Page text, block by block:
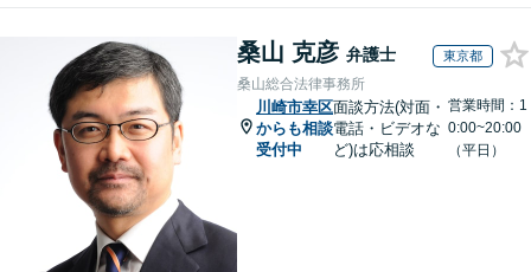
桑山 克彦 弁護士 東京都
桑山総合法律事務所
川崎市幸区
からも相談
受付中
面談方法(対面・
電話・ビデオな
ど)は応相談
営業時間：1
0:00~20:00
（平日）